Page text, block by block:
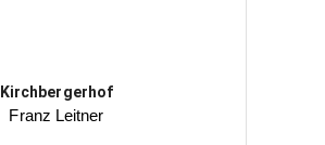
Kirchbergerhof
Franz Leitner